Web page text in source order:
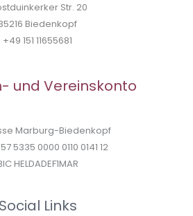
Str. 20
Biedenkopf
+49 151 11655681
und Vereinskonto
Marburg-Biedenkopf
5335 0000 0110 0141 12
HELDADEF1MAR
Social Links